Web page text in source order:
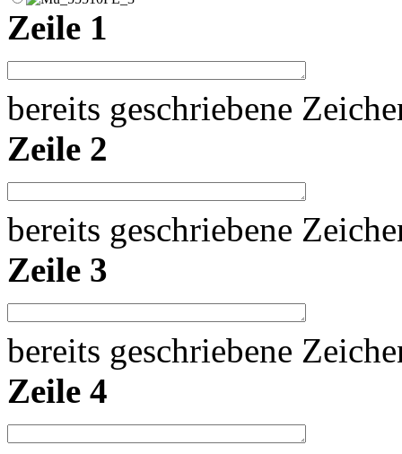
Zeile 1
bereits geschriebene
Zeile 2
bereits geschriebene
Zeile 3
bereits geschriebene
Zeile 4